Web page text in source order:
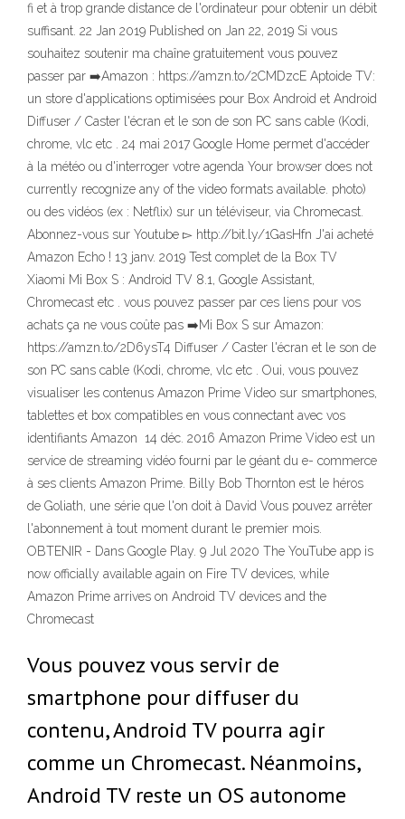
fi et à trop grande distance de l'ordinateur pour obtenir un débit
suffisant. 22 Jan 2019 Published on Jan 22, 2019 Si vous
souhaitez soutenir ma chaîne gratuitement vous pouvez
passer par ➡️Amazon : https://amzn.to/2CMDzcE Aptoide TV:
un store d'applications optimisées pour Box Android et Android
Diffuser / Caster l'écran et le son de son PC sans cable (Kodi,
chrome, vlc etc . 24 mai 2017 Google Home permet d'accéder
à la météo ou d'interroger votre agenda Your browser does not
currently recognize any of the video formats available. photo)
ou des vidéos (ex : Netflix) sur un téléviseur, via Chromecast.
Abonnez-vous sur Youtube ▻ http://bit.ly/1GasHfn J'ai acheté
Amazon Echo ! 13 janv. 2019 Test complet de la Box TV
Xiaomi Mi Box S : Android TV 8.1, Google Assistant,
Chromecast etc . vous pouvez passer par ces liens pour vos
achats ça ne vous coûte pas ➡️Mi Box S sur Amazon:
https://amzn.to/2D6ysT4 Diffuser / Caster l'écran et le son de
son PC sans cable (Kodi, chrome, vlc etc . Oui, vous pouvez
visualiser les contenus Amazon Prime Video sur smartphones,
tablettes et box compatibles en vous connectant avec vos
identifiants Amazon 14 déc. 2016 Amazon Prime Video est un
service de streaming vidéo fourni par le géant du e- commerce
à ses clients Amazon Prime. Billy Bob Thornton est le héros
de Goliath, une série que l'on doit à David Vous pouvez arrêter
l'abonnement à tout moment durant le premier mois.
OBTENIR - Dans Google Play. 9 Jul 2020 The YouTube app is
now officially available again on Fire TV devices, while
Amazon Prime arrives on Android TV devices and the
Chromecast
Vous pouvez vous servir de
smartphone pour diffuser du
contenu, Android TV pourra agir
comme un Chromecast. Néanmoins,
Android TV reste un OS autonome